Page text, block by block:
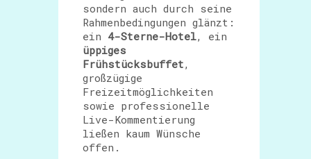
sondern auch durch seine
Rahmenbedingungen glänzt:
ein 4-Sterne-Hotel, ein
üppiges
Frühstücksbuffet,
großzügige
Freizeitmöglichkeiten
sowie professionelle
Live-Kommentierung
ließen kaum Wünsche
offen.